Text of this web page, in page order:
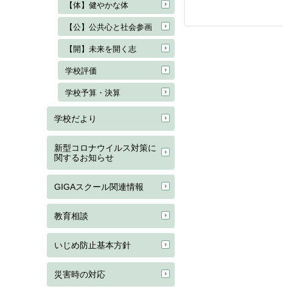
【体】健やかな体
【公】公共心と社会参画
【開】未来を開く志
学校評価
学校予算・決算
学校だより
新型コロナウイルス対策に
関するお知らせ
GIGAスクール関連情報
教育相談
いじめ防止基本方針
災害時の対応